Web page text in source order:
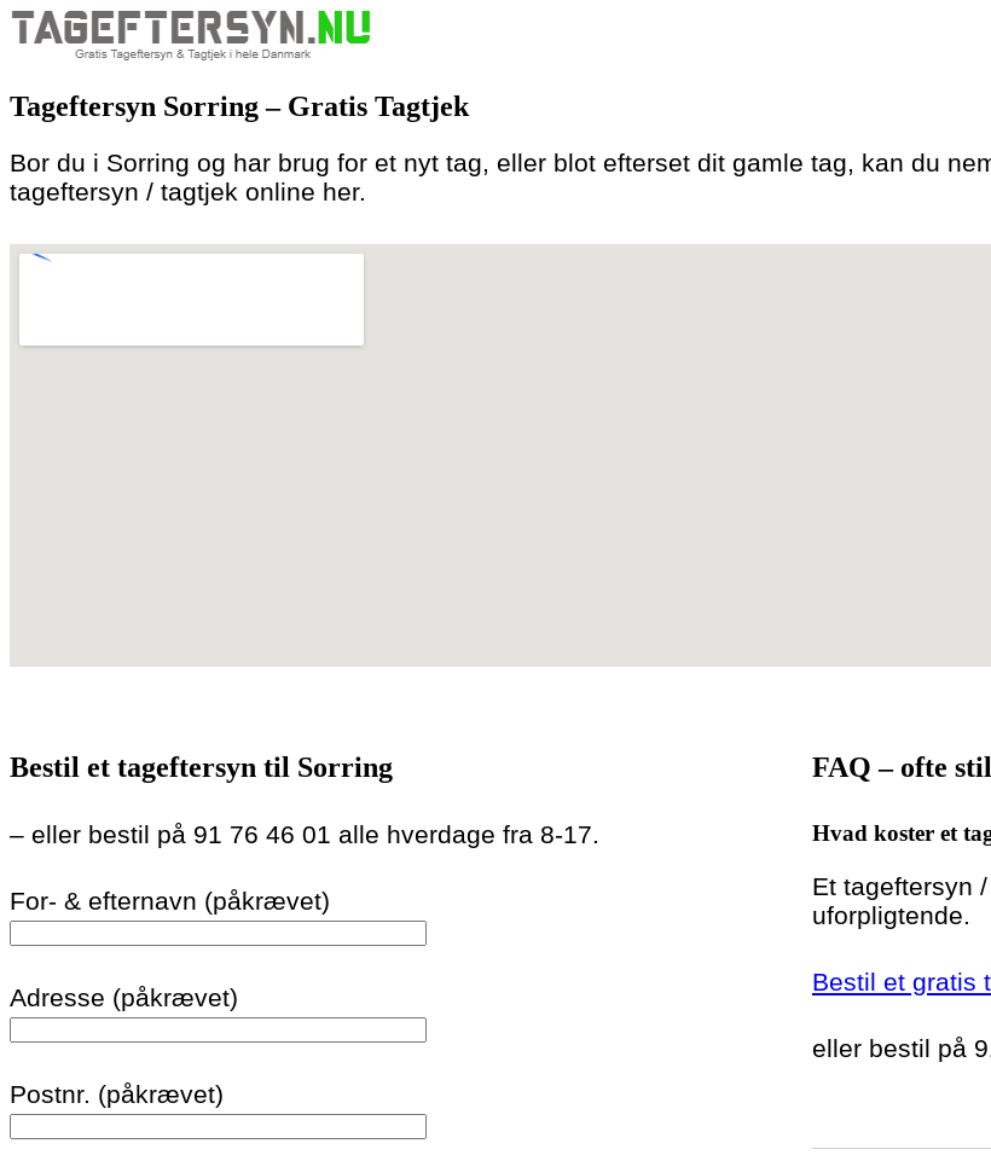
to
content
Tageftersyn Sorring – Gratis Tagtjek
Bor du i Sorring og har brug for et nyt tag, eller blot efterset dit gamle tag, kan du
tageftersyn / tagtjek online her.
Bestil et tageftersyn til Sorring
– eller bestil på 91 76 46 01 alle hverdage fra 8-17.
For- & efternavn (påkrævet)
Adresse (påkrævet)
Postnr. (påkrævet)
FAQ – ofte
Hvad koster et
Et tageftersyn
uforpligtende.
Bestil et gratis
eller bestil på